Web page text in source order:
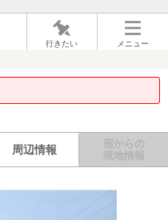
行きたい メニュー
周辺情報
宿からの
現地情報